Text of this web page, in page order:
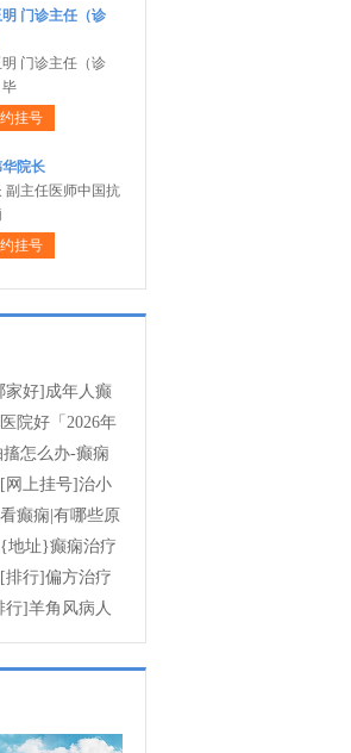
门诊主任（诊
门诊主任（诊
挂号
院长
副主任医师中国抗
挂号
家好]成年人癫
?院好「2026年
的吗?
怎么办-癫痫
网上挂号]治小
癫痫|有哪些原
地址}癫痫治疗
排行]偏方治疗
行]羊角风病人